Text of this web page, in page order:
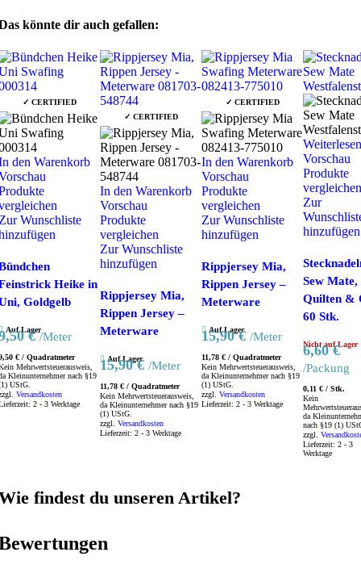
könnte dir auch gefallen:
✓ CERTIFIED
den Warenkorb
Wunschliste
Heike in
Goldgelb
Auf Lager
€ /Meter
€ / Quadratmeter
Mehrwertsteuerausweis,
Kleinunternehmer nach §19
UStG.
Versandkosten
2 - 3 Werktage
✓ CERTIFIED
In den Warenkorb
Vorschau
Produkte
vergleichen
Zur Wunschliste
hinzufügen
Rippjersey Mia,
Rippen Jersey –
Meterware
Auf Lager
15,90€ /Meter
11,78 € / Quadratmeter
Kein Mehrwertsteuerausweis,
da Kleinunternehmer nach §19
(1) UStG.
zzgl. Versandkosten
Lieferzeit: 2 - 3 Werktage
✓ CERTIFIED
In den Warenkorb
Vorschau
Produkte
vergleichen
Zur Wunschliste
hinzufügen
Rippjersey Mia,
Rippen Jersey –
Meterware
Auf Lager
15,90€ /Meter
11,78 € / Quadratmeter
Kein Mehrwertsteuerausweis,
da Kleinunternehmer nach §19
(1) UStG.
zzgl. Versandkosten
Lieferzeit: 2 - 3 Werktage
Weiterlesen
Vorschau
Produkte
vergleichen
Zur
hinzufügen
Sew Mate,
Quilten &
60 Stk.
Nicht auf Lager
6,60€
/Packung
0,11 € / Stk.
Kein
da
nach §19 (1)
zzgl.
Lieferzeit: 2 - 3
Werktage
findest du unseren Artikel?